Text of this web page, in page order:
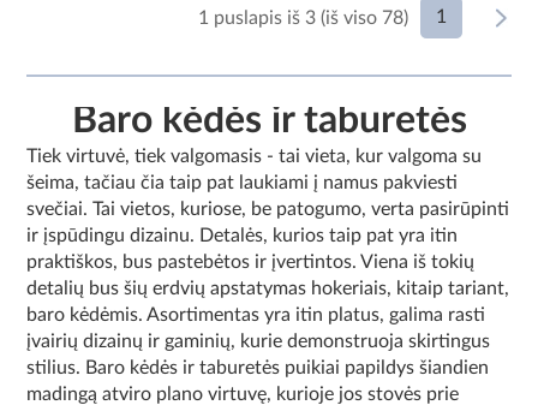
1 puslapis iš 3 (iš viso 78) 1
Baro kėdės ir taburetės
Tiek virtuvė, tiek valgomasis - tai vieta, kur valgoma su
šeima, tačiau čia taip pat laukiami į namus pakviesti
svečiai. Tai vietos, kuriose, be patogumo, verta pasirūpinti
ir įspūdingu dizainu. Detalės, kurios taip pat yra itin
praktiškos, bus pastebėtos ir įvertintos. Viena iš tokių
detalių bus šių erdvių apstatymas hokeriais, kitaip tariant,
baro kėdėmis. Asortimentas yra itin platus, galima rasti
įvairių dizainų ir gaminių, kurie demonstruoja skirtingus
stilius. Baro kėdės ir taburetės puikiai papildys šiandien
madingą atviro plano virtuvę, kurioje jos stovės prie